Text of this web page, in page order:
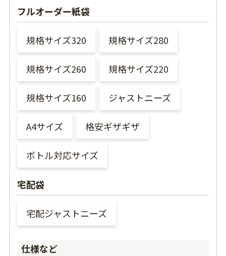
フルオーダー紙袋
規格サイズ320 規格サイズ280
規格サイズ260 規格サイズ220
規格サイズ160 ジャストニーズ
A4サイズ 格安ギザギザ
ボトル対応サイズ
宅配袋
宅配ジャストニーズ
仕様など